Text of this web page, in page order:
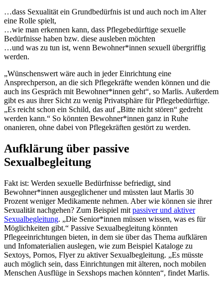
…dass Sexualität ein Grundbedürfnis ist und auch noch im Alter
eine Rolle spielt,
…wie man erkennen kann, dass Pflegebedürftige sexuelle
Bedürfnisse haben bzw. diese ausleben möchten
…und was zu tun ist, wenn Bewohner*innen sexuell übergriffig
werden.
„Wünschenswert wäre auch in jeder Einrichtung eine
Ansprechperson, an die sich Pflegekräfte wenden können und die
auch ins Gespräch mit Bewohner*innen geht“, so Marlis. Außerdem
gibt es aus ihrer Sicht zu wenig Privatsphäre für Pflegebedürftige.
„Es reicht schon ein Schild, das auf „Bitte nicht stören“ gedreht
werden kann.“ So könnten Bewohner*innen ganz in Ruhe
onanieren, ohne dabei von Pflegekräften gestört zu werden.
Aufklärung über passive
Sexualbegleitung
Fakt ist: Werden sexuelle Bedürfnisse befriedigt, sind
Bewohner*innen ausgeglichener und müssten laut Marlis 30
Prozent weniger Medikamente nehmen. Aber wie können sie ihrer
Sexualität nachgehen? Zum Beispiel mit passiver und aktiver
Sexualbegleitung. „Die Senior*innen müssen wissen, was es für
Möglichkeiten gibt.“ Passive Sexualbegleitung könnten
Pflegeeinrichtungen bieten, in dem sie über das Thema aufklären
und Infomaterialien auslegen, wie zum Beispiel Kataloge zu
Sextoys, Pornos, Flyer zu aktiver Sexualbegleitung. „Es müsste
auch möglich sein, dass Einrichtungen mit älteren, noch mobilen
Menschen Ausflüge in Sexshops machen könnten“, findet Marlis.